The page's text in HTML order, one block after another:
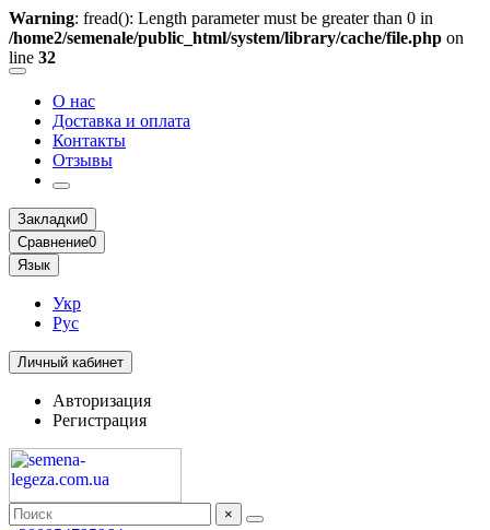
Warning: fread(): Length parameter must be greater than 0 in
/home2/semenale/public_html/system/library/cache/file.php on
line 32
О нас
Доставка и оплата
Контакты
Отзывы
Закладки0
Сравнение0
Язык
Укр
Рус
Личный кабинет
Авторизация
Регистрация
×